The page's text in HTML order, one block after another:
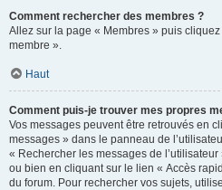
Comment rechercher des membres ?
Allez sur la page « Membres » puis
membre ».
Haut
Comment puis-je trouver mes propres
Vos messages peuvent être retrouvés en
messages » dans le panneau de
« Rechercher les messages de
ou bien en cliquant sur le lien « Accès
du forum. Pour rechercher vos sujets,